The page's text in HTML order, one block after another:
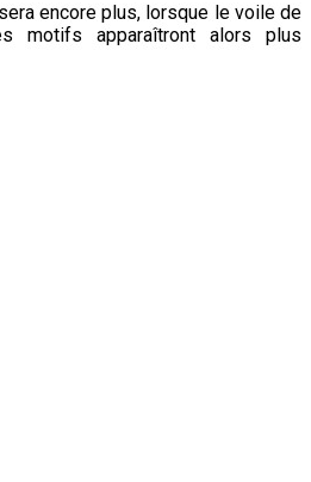
encore plus, lorsque le voile de
motifs apparaîtront alors plus